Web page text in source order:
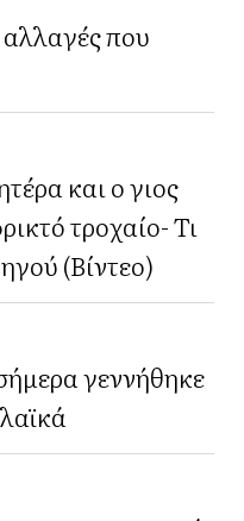
που
και ο γιος
τροχαίο- Τι
(Βίντεο)
γεννήθηκε